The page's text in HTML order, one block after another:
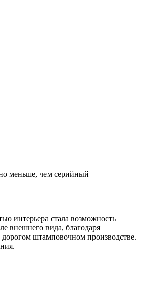
меньше, чем серийный
интерьера стала возможность
внешнего вида, благодаря
штамповочном производстве.